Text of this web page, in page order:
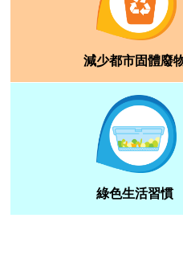
減少都市固體廢
綠色生活習慣